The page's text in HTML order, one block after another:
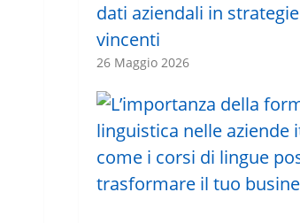
dati aziendali in strategie
vincenti
26 Maggio 2026